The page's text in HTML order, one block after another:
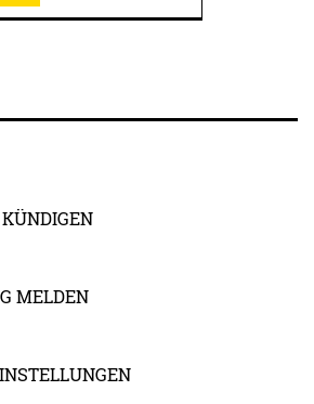
MELDEN